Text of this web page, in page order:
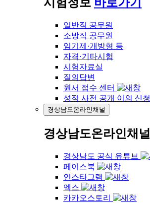
시험정보 바로가기
일반직 공무원
소방직 공무원
임기제·개방형 등
자격·기타시험
시험자료실
질의답변
원서 접수 센터
성적 사전 공개 이의 신청
경상남도온라인채널
경상남도온라인채널
경상남도 공식 유튜브
페이스북
인스타그램
엑스
카카오스토리